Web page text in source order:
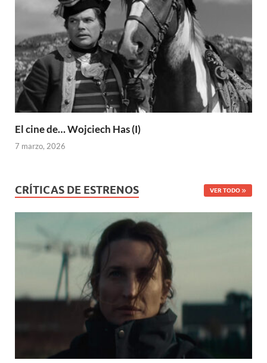
El cine de… Wojciech Has (I)
7 marzo, 2026
CRÍTICAS DE ESTRENOS VER TODO